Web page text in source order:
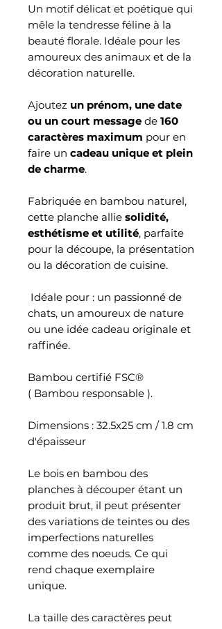
Un motif délicat et poétique qui
mêle la tendresse féline à la
beauté florale. Idéale pour les
amoureux des animaux et de la
décoration naturelle.
Ajoutez un prénom, une date
ou un court message de 160
caractères maximum pour en
faire un cadeau unique et plein
de charme.
Fabriquée en bambou naturel,
cette planche allie solidité,
esthétisme et utilité, parfaite
pour la découpe, la présentation
ou la décoration de cuisine.
Idéale pour : un passionné de
chats, un amoureux de nature
ou une idée cadeau originale et
raffinée.
Bambou certifié FSC®
( Bambou responsable ).
Dimensions : 32.5x25 cm / 1.8 cm
d'épaisseur
Le bois en bambou des
planches à découper étant un
produit brut, il peut présenter
des variations de teintes ou des
imperfections naturelles
comme des noeuds. Ce qui
rend chaque exemplaire
unique.
La taille des caractères peut